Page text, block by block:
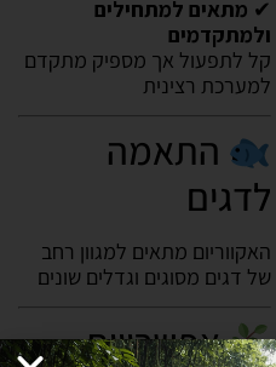
✔ מתאים למתחילים
ולמתקדמים
קל לתפעול אך מספיק מתקדם
למערכת רצינית
התאמה
לדגים
האקווריום מתאים למגוון רחב
של דגים מסוגים וגדלים שונים
אפשרויות